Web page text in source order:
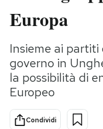
Tecnologia
Scienza
Cultura
Economia
Sport
Europa
Insieme ai
governo in
la possibilità di
Europeo
Condividi